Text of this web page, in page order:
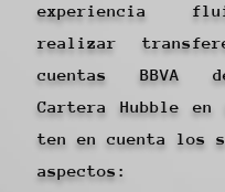
experiencia
realizar
cuentas BBVA
Cartera Hubble en
ten en cuenta los
aspectos: